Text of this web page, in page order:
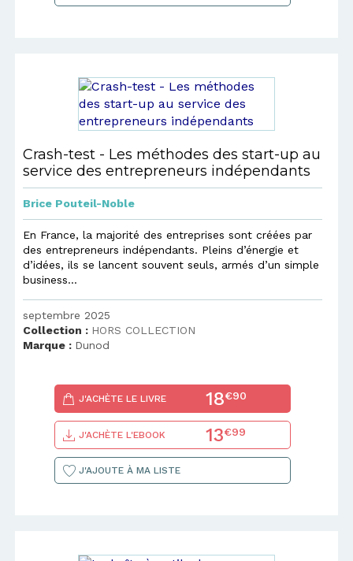
Crash-test - Les méthodes des start-up au
service des entrepreneurs indépendants
Brice Pouteil-Noble
En France, la majorité des entreprises sont créées par
des entrepreneurs indépendants. Pleins d’énergie et
d’idées, ils se lancent souvent seuls, armés d’un simple
business...
septembre 2025
Collection : HORS COLLECTION
Marque : Dunod
J'ACHÈTE LE LIVRE 18€90
J'ACHÈTE L'EBOOK 13€99
J'AJOUTE À MA LISTE